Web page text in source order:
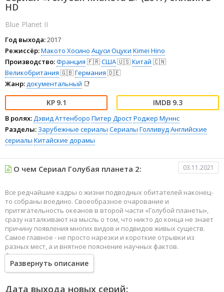
HD
Blue Planet II
Год выхода:2017
Режиссёр:Макото Хосино Ацуси Оцуки Kimei Hino
Производство:Франция 🇫🇷США🇺🇸Китай 🇨🇳
Великобритания 🇬🇧Германия 🇩🇪
Жанр:документальный 📑
9.1 9.3
В ролях:Дэвид Аттенборо Питер ДростРоджер Муннс
Разделы: Зарубежные сериалы Сериалы ГолливудАнглийские
сериалы Китайские дорамы
О чем Сериал Голубая планета 2: 03.11.2021
Все редчайшие кадры о жизни подводных обитателей наконец-
то собраны воедино. Своеобразное очарование и
притягательность океанов в второй части «Голубой планеты»,
сразу наталкивают на мысль о том, что никто до конца не знает
причину появления многих видов и подвидов живых существ.
Самое главное - не просто нарезки и короткие отрывки из
разных мест, а и внятное пояснение научных фактов.
Оказывается, эволюция не зря началась с водного мира - именно
там свой век проводят редчайшие экземпляры. Ранее таких
технологий не было, как и возможности добраться до самого дна,
Развернуть описание
Дата выхода новых серий: